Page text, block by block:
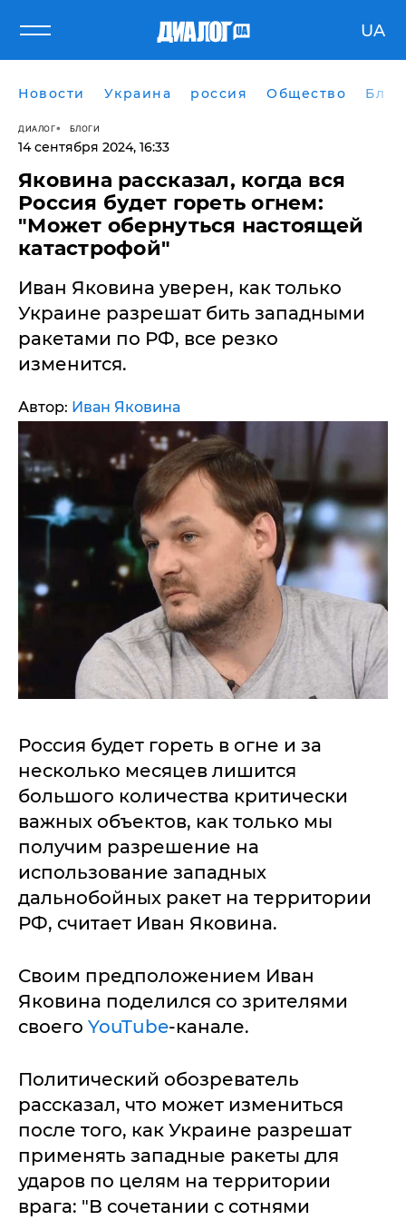
UA
Новости Украина россия Общество
ДИАЛОГ БЛОГИ
14 сентября 2024, 16:33
Яковина рассказал, когда вся
Россия будет гореть огнем:
"Может обернуться настоящей
катастрофой"
Иван Яковина уверен, как только
Украине разрешат бить западными
ракетами по РФ, все резко
изменится.
Автор: Иван Яковина
Россия будет гореть в огне и за
несколько месяцев лишится
большого количества критически
важных объектов, как только мы
получим разрешение на
использование западных
дальнобойных ракет на территории
РФ, считает Иван Яковина.
Своим предположением Иван
Яковина поделился со зрителями
своего YouTube-канале.
Политический обозреватель
рассказал, что может измениться
после того, как Украине разрешат
применять западные ракеты для
ударов по целям на территории
врага: "В сочетании с сотнями